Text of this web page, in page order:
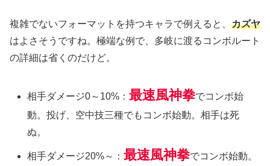
複雑でないフォーマットを持つキャラで例えると、 カズヤ
はよさそうですね。極端な例で、多岐に渡るコンボルート
の詳細は省くのだけど。
相手ダメージ0～10%：最速風神拳でコンボ始
動。投げ、空中技三種でもコンボ始動。相手は死
ぬ。
相手ダメージ20%～：最速風神拳でコンボ始動。